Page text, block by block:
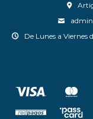
De Lunes a Viernes